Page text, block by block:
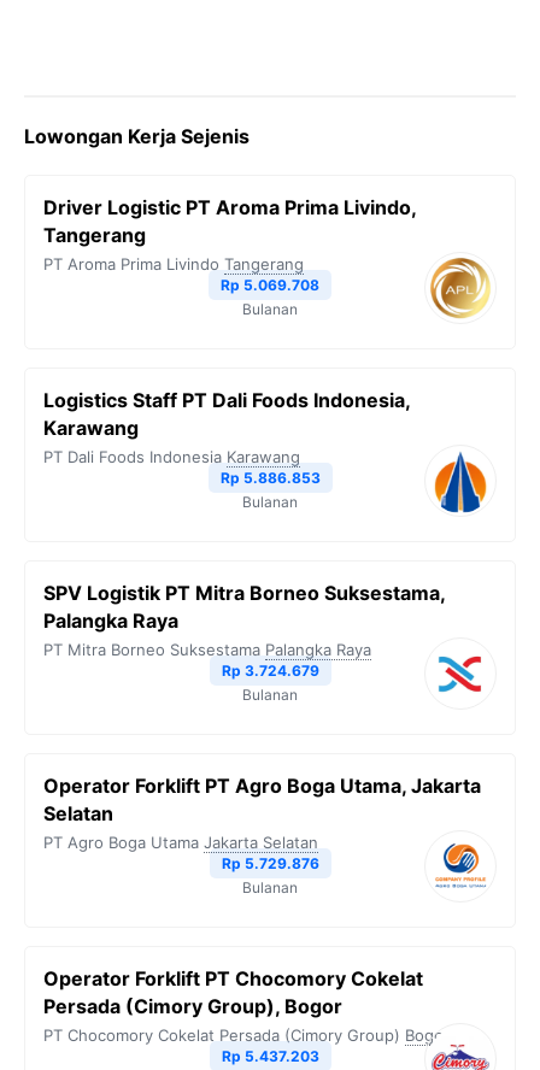
Lowongan Kerja Sejenis
Driver Logistic PT Aroma Prima Livindo,
Tangerang
PT Aroma Prima Livindo Tangerang
Rp 5.069.708
Bulanan
Logistics Staff PT Dali Foods Indonesia,
Karawang
PT Dali Foods Indonesia Karawang
Rp 5.886.853
Bulanan
SPV Logistik PT Mitra Borneo Suksestama,
Palangka Raya
PT Mitra Borneo Suksestama Palangka Raya
Rp 3.724.679
Bulanan
Operator Forklift PT Agro Boga Utama, Jakarta
Selatan
PT Agro Boga Utama Jakarta Selatan
Rp 5.729.876
Bulanan
Operator Forklift PT Chocomory Cokelat
Persada (Cimory Group), Bogor
PT Chocomory Cokelat Persada (Cimory Group) Bogor
Rp 5.437.203